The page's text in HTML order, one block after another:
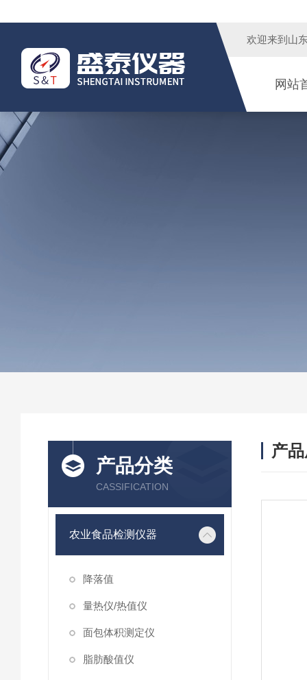
欢迎来到 山
网站
产品分类
CASSIFICATION
农业食品检测仪器
降落值
量热仪/热值仪
面包体积测定仪
脂肪酸值仪
产